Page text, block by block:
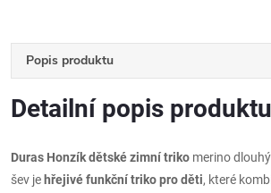
Popis produktu
Detailní popis produktu
Duras Honzík dětské zimní triko merino
šev jehřejivé funkční triko pro děti, které